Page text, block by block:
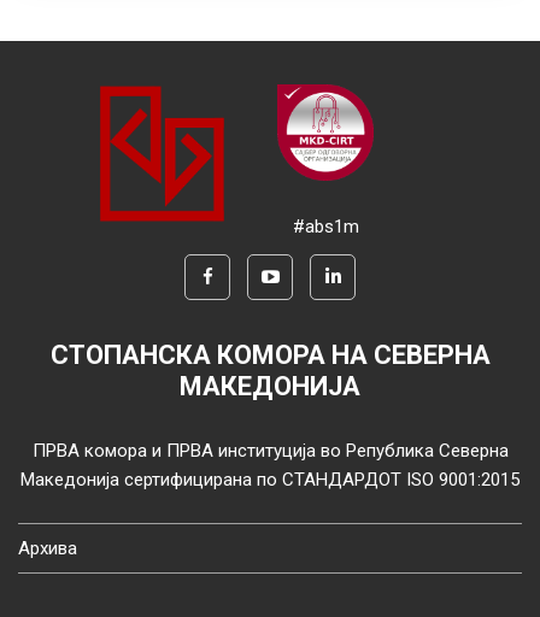
#abs1m
СТОПАНСКА КОМОРА НА СЕВЕРНА
МАКЕДОНИЈА
ПРВА комора и ПРВА институција во Република Северна
Македонија сертифицирана по СТАНДАРДОТ ISO 9001:2015
Архива